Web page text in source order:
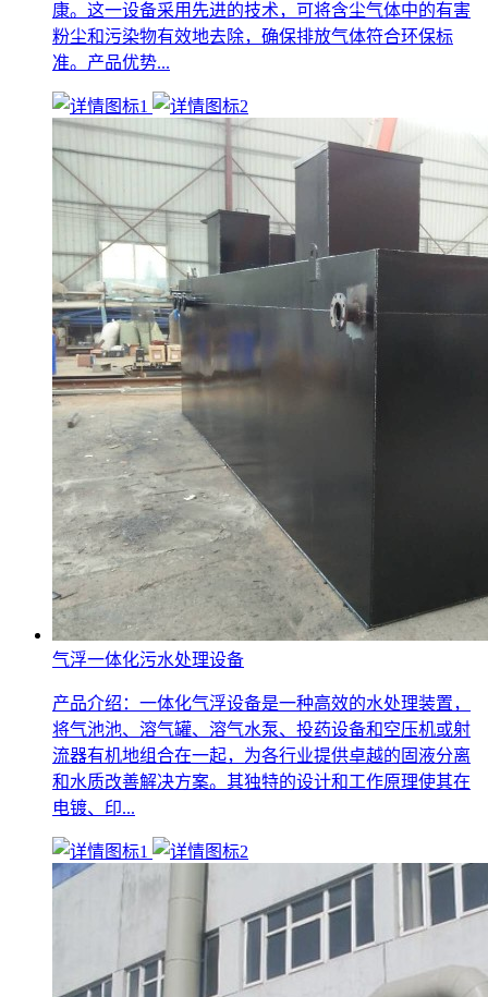
康。这一设备采用先进的技术，可将含尘气体中的有害
粉尘和污染物有效地去除，确保排放气体符合环保标
准。产品优势...
气浮一体化污水处理设备
产品介绍：一体化气浮设备是一种高效的水处理装置，
将气池池、溶气罐、溶气水泵、投药设备和空压机或射
流器有机地组合在一起，为各行业提供卓越的固液分离
和水质改善解决方案。其独特的设计和工作原理使其在
电镀、印...